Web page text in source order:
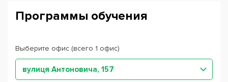
Программы обучения
Выберите офис (всего 1 офис)
вулиця Антоновича, 157